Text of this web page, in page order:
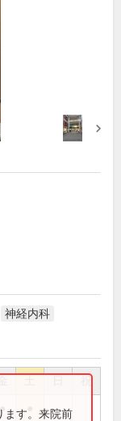
神経内科
祝
●ます。来院前